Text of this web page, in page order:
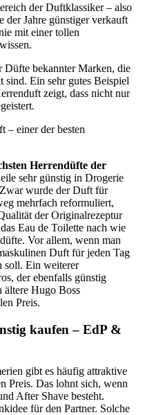
der Duftklassiker – also
der Jahre günstiger verkauft
mit einer tollen
Düfte bekannter Marken, die
sind. Ein sehr gutes Beispiel
zeigt, dass nicht nur
Herrendüfte der
sehr günstig in Drogerie
wurde der Duft für
mehrfach reformuliert,
der Originalrezeptur
Eau de Toilette nach wie
Vor allem, wenn man
Duft für jeden Tag
soll. Ein weiterer
der ebenfalls günstig
ältere Hugo Boss
Preis.
kaufen – EdP &
gibt es häufig attraktive
Preis. Das lohnt sich, wenn
After Shave besteht.
für den Partner. Solche